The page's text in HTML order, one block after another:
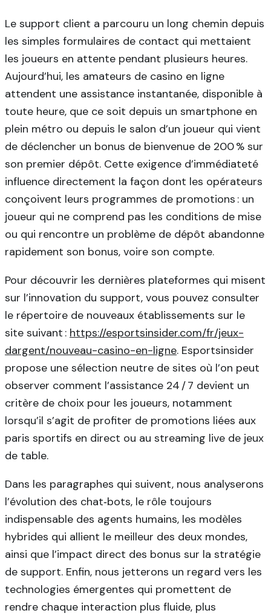
Le support client a parcouru un long chemin depuis
les simples formulaires de contact qui mettaient
les joueurs en attente pendant plusieurs heures.
Aujourd’hui, les amateurs de casino en ligne
attendent une assistance instantanée, disponible à
toute heure, que ce soit depuis un smartphone en
plein métro ou depuis le salon d’un joueur qui vient
de déclencher un bonus de bienvenue de 200 % sur
son premier dépôt. Cette exigence d’immédiateté
influence directement la façon dont les opérateurs
conçoivent leurs programmes de promotions : un
joueur qui ne comprend pas les conditions de mise
ou qui rencontre un problème de dépôt abandonne
rapidement son bonus, voire son compte.
Pour découvrir les dernières plateformes qui misent
sur l’innovation du support, vous pouvez consulter
le répertoire de nouveaux établissements sur le
site suivant : https://esportsinsider.com/fr/jeux-
dargent/nouveau-casino-en-ligne. Esportsinsider
propose une sélection neutre de sites où l’on peut
observer comment l’assistance 24 / 7 devient un
critère de choix pour les joueurs, notamment
lorsqu’il s’agit de profiter de promotions liées aux
paris sportifs en direct ou au streaming live de jeux
de table.
Dans les paragraphes qui suivent, nous analyserons
l’évolution des chat‑bots, le rôle toujours
indispensable des agents humains, les modèles
hybrides qui allient le meilleur des deux mondes,
ainsi que l’impact direct des bonus sur la stratégie
de support. Enfin, nous jetterons un regard vers les
technologies émergentes qui promettent de
rendre chaque interaction plus fluide, plus